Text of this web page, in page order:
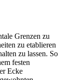
Grenzen zu
zu etablieren
zu lassen. So
festen
Ecke